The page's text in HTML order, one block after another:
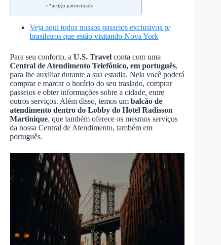
*artigo patrocinado
Veja aqui todos nossos passeios exclusivos p/
brasileiros que estão visitando Nova York
Para seu conforto, a U.S. Travel conta com uma
Central de Atendimento Telefônico, em português,
para lhe auxiliar durante a sua estadia. Nela você poderá
comprar e marcar o horário do seu traslado, comprar
passeios e obter informações sobre a cidade, entre
outros serviços. Além disso, temos um balcão de
atendimento dentro do Lobby do Hotel Radisson
Martinique, que também oferece os mesmos serviços
da nossa Central de Atendimento, também em
português.